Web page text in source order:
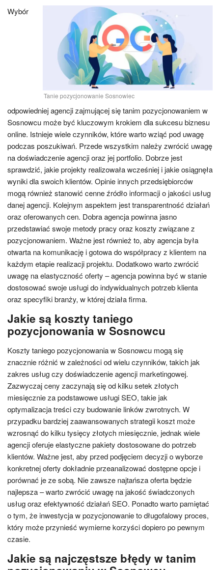
Tanie pozycjonowanie Sosnowiec
Wybór
odpowiedniej agencji zajmującej się tanim pozycjonowaniem w
Sosnowcu może być kluczowym krokiem dla sukcesu biznesu
online. Istnieje wiele czynników, które warto wziąć pod uwagę
podczas poszukiwań. Przede wszystkim należy zwrócić uwagę
na doświadczenie agencji oraz jej portfolio. Dobrze jest
sprawdzić, jakie projekty realizowała wcześniej i jakie osiągnęła
wyniki dla swoich klientów. Opinie innych przedsiębiorców
mogą również stanowić cenne źródło informacji o jakości usług
danej agencji. Kolejnym aspektem jest transparentność działań
oraz oferowanych cen. Dobra agencja powinna jasno
przedstawiać swoje metody pracy oraz koszty związane z
pozycjonowaniem. Ważne jest również to, aby agencja była
otwarta na komunikację i gotowa do współpracy z klientem na
każdym etapie realizacji projektu. Dodatkowo warto zwrócić
uwagę na elastyczność oferty – agencja powinna być w stanie
dostosować swoje usługi do indywidualnych potrzeb klienta
oraz specyfiki branży, w której działa firma.
Jakie są koszty taniego
pozycjonowania w Sosnowcu
Koszty taniego pozycjonowania w Sosnowcu mogą się
znacznie różnić w zależności od wielu czynników, takich jak
zakres usług czy doświadczenie agencji marketingowej.
Zazwyczaj ceny zaczynają się od kilku setek złotych
miesięcznie za podstawowe usługi SEO, takie jak
optymalizacja treści czy budowanie linków zwrotnych. W
przypadku bardziej zaawansowanych strategii koszt może
wzrosnąć do kilku tysięcy złotych miesięcznie, jednak wiele
agencji oferuje elastyczne pakiety dostosowane do potrzeb
klientów. Ważne jest, aby przed podjęciem decyzji o wyborze
konkretnej oferty dokładnie przeanalizować dostępne opcje i
porównać je ze sobą. Nie zawsze najtańsza oferta będzie
najlepsza – warto zwrócić uwagę na jakość świadczonych
usług oraz efektywność działań SEO. Ponadto warto pamiętać
o tym, że inwestycja w pozycjonowanie to długofalowy proces,
który może przynieść wymierne korzyści dopiero po pewnym
czasie.
Jakie są najczęstsze błędy w tanim